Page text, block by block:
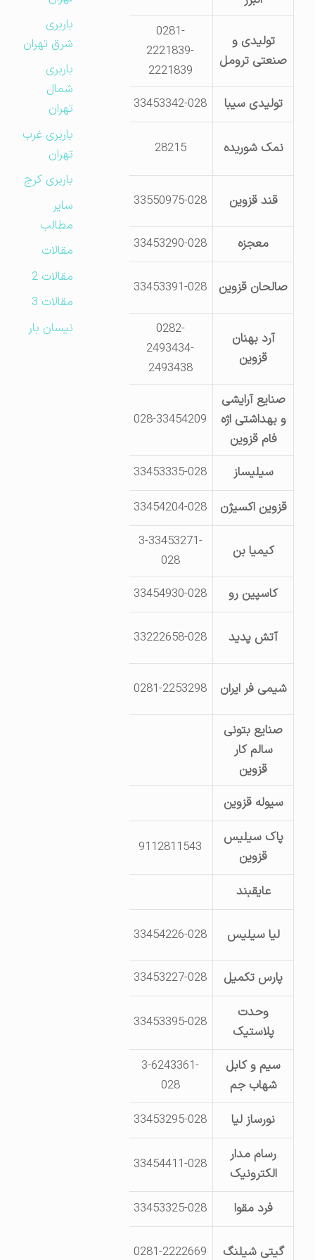
تولیدی و
صنعتی ترومل
0281-
2221839-
2221839
ابتدای جاده قدیم تهران-
تولیدی سیبا 33453342-028 پارک صنعتی لیا-
نمک شوریده 28215
قزوین-
کوی
قند قزوین 33550975-028
کیلومتر 25 بوئین
معجزه
33453290-028 پارک صنعتی لیا
صالحان قزوین 33453391-028
کیلومتر 15 جاده
آرد بهنان
قزوین
0282-
2493434-
2493438
صنایع آرایشی
و بهداشتی اژه
فام قزوین
028-33454209
سیلیساز 33453335-028
قزوین اکسیژن
33454204-028
کیمیا بن
3-33453271-
کاسپین رو 33454930-028 شهرک صنعتی لیا- بلوار
آتش پدید 33222658-028
شیمی فر ایران 0281-2253298
صنایع بتونی
سالم کار
قزوین
سیوله قزوین
پاک سیلیس
قزوین
9112811543
عایقبند
لیا سیلیس 33454226-028
پارس تکمیل
33453227-028
جاده بوئین زهرا- مجتمع
وحدت
پلاستیک
33453395-028
سیم و کابل
شهاب جم
3-6243361-
نورساز لیا
33453295-028
رسام مدار
الکترونیک
33454411-028
فرد مقوا
33453325-028
گیتی شیلنگ 0281-2222669
جاده قدیم تهران- جنب پلیس
باربری
شرق تهران
باربری
شمال
تهران
باربری غرب
تهران
باربری کرج
مطالب
مقالات
مقالات 2
مقالات 3
نیسان بار